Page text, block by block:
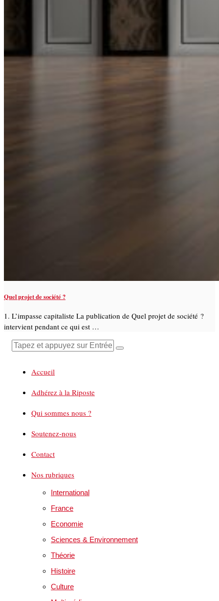
Quel projet de société ?
1. L’impasse capitaliste La publication de Quel projet de société ?
intervient pendant ce qui est …
Accueil
Adhérez à la Riposte
Qui sommes nous ?
Soutenez-nous
Contact
Nos rubriques
International
France
Economie
Sciences & Environnement
Théorie
Histoire
Culture